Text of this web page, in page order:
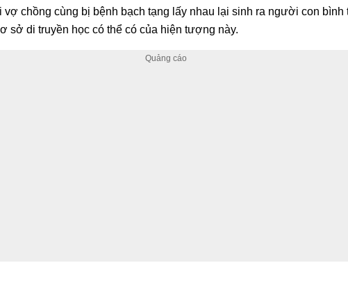
chồng cùng bị bệnh bạch tạng lấy nhau lại sinh ra người con bình
sở di truyền học có thể có của hiện tượng này.